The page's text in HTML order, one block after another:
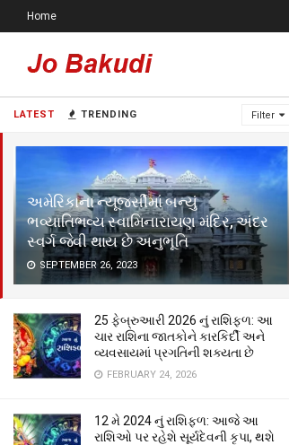
LATEST TRENDING Filter
અમેરિકાના ન્યૂજર્સીમાં બન્યું
ભવ્યાતિભવ્ય સ્વામિનારાયણ મંદિર, અંદર
સ્વર્ગ જેવી થાય છે અનુભૂતિ
SEPTEMBER 26, 2023
25 ફેબ્રુઆરી 2026 નું રાશિફળ: આ
ચાર રાશિના જાતકોને કારકિર્દી અને
વ્યવસાયમાં પ્રગતિની શક્યતા છે
FEBRUARY 24, 2026
12 મે 2024 નું રાશિફળ: આજે આ
રાશિઓ પર રહેશે સૂર્યદેવની કૃપા, થશે
Home